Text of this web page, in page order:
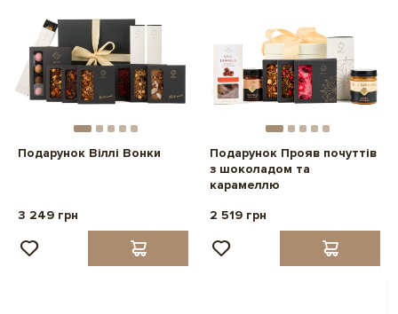
Подарунок Віллі Вонки
3 249 грн
Подарунок Прояв почуттів
з шоколадом та
карамеллю
2 519 грн